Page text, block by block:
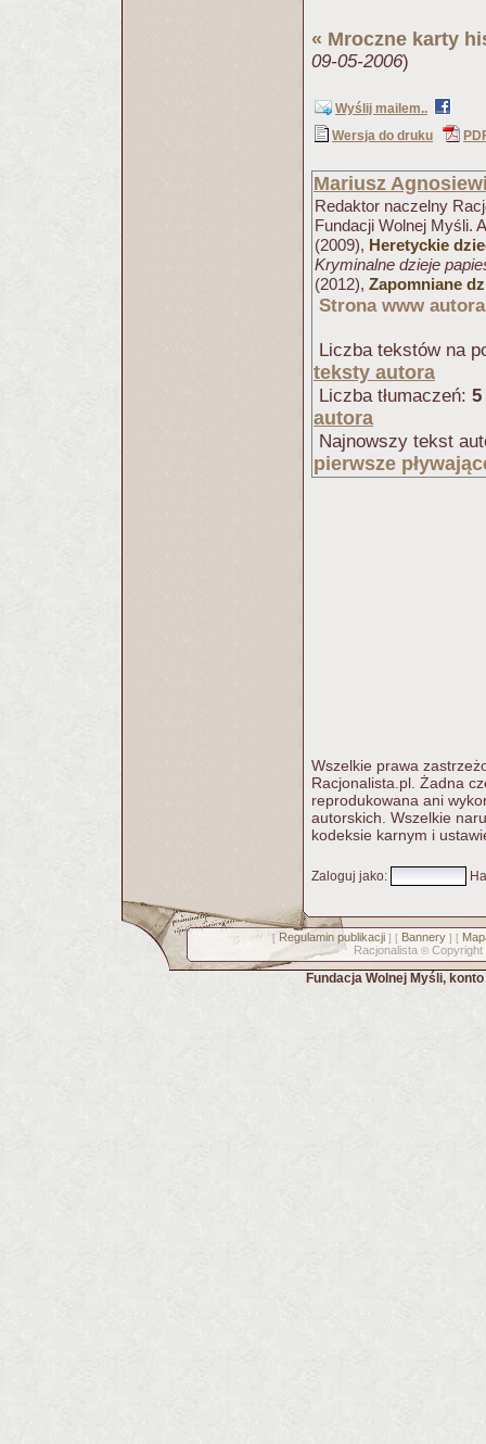
« Mroczne karty
09-05-2006)
Wyślij mailem..
Wersja do druku
Mariusz
Redaktor naczelny
Fundacji Wolnej Myśli.
(2009), Heretyckie
Kryminalne dzieje
(2012), Zapomniane
Strona www autora
Liczba tekstów na
teksty autora
Liczba tłumaczeń: 5
autora
Najnowszy tekst
pierwsze
Wszelkie prawa
Racjonalista.pl. Żadna
reprodukowana ani
autorskich. Wszelkie
kodeksie karnym i
Zaloguj jako:
[ Regulamin publikacji] [ Bannery] [
Racjonalista © Copyright
Fundacja Wolnej Myśli,